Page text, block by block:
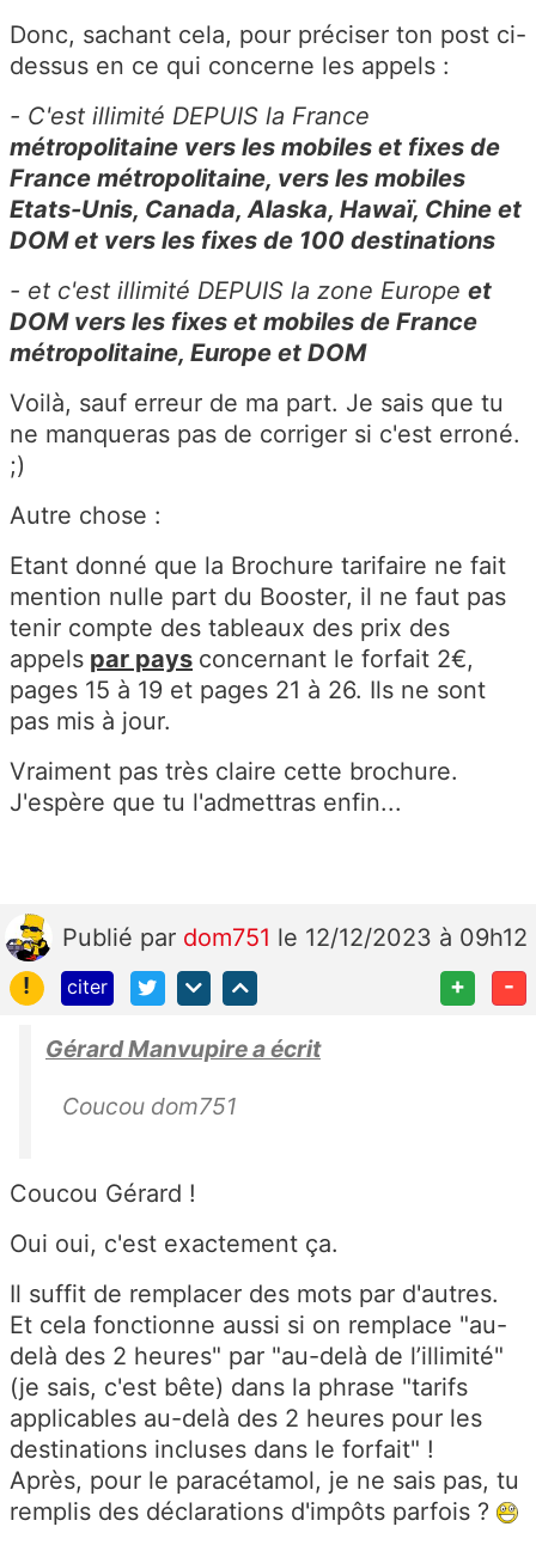
Donc, sachant cela, pour préciser ton post ci-
dessus en ce qui concerne les appels :
- C'est illimité DEPUIS la France
métropolitaine vers les mobiles et fixes de
France métropolitaine, vers les mobiles
Etats-Unis, Canada, Alaska, Hawaï, Chine et
DOM et vers les fixes de 100 destinations
- et c'est illimité DEPUIS la zone Europe et
DOM vers les fixes et mobiles de France
métropolitaine, Europe et DOM
Voilà, sauf erreur de ma part. Je sais que tu
ne manqueras pas de corriger si c'est erroné.
;)
Autre chose :
Etant donné que la Brochure tarifaire ne fait
mention nulle part du Booster, il ne faut pas
tenir compte des tableaux des prix des
appels par pays concernant le forfait 2€,
pages 15 à 19 et pages 21 à 26. Ils ne sont
pas mis à jour.
Vraiment pas très claire cette brochure.
J'espère que tu l'admettras enfin...
Publié par dom751 le 12/12/2023 à 09h12
!
citer + -
Gérard Manvupire a écrit
Coucou dom751
Coucou Gérard !
Oui oui, c'est exactement ça.
Il suffit de remplacer des mots par d'autres.
Et cela fonctionne aussi si on remplace "au-
delà des 2 heures" par "au-delà de l’illimité"
(je sais, c'est bête) dans la phrase "tarifs
applicables au-delà des 2 heures pour les
destinations incluses dans le forfait" !
Après, pour le paracétamol, je ne sais pas, tu
remplis des déclarations d'impôts parfois ?